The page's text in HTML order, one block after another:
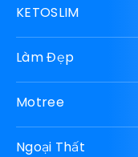
KETOSLIM
Làm Đẹp
Motree
Ngoại Thất